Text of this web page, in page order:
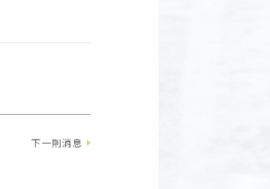
下一則消息